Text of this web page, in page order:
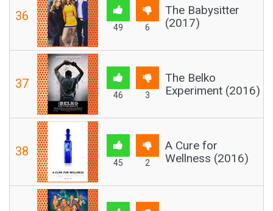
36
49 6
The Babysitter
(2017)
37
46 3
The Belko
Experiment (2016)
38
45 2
A Cure for
Wellness (2016)